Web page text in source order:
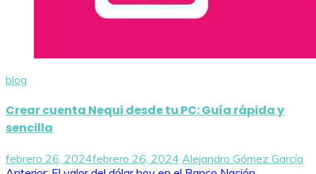
blog
Crear cuenta Nequi desde tu PC: Guía rápida y
sencilla
febrero 26, 2024febrero 26, 2024 Alejandro Gómez García